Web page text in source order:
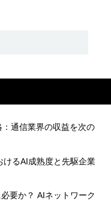
通信業界の収益を次の
けるAI成熟度と先駆企業
要か？ AIネットワーク